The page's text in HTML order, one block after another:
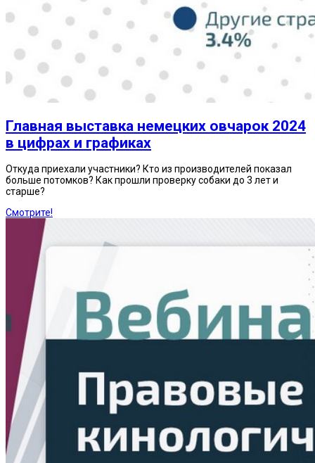
Главная выставка немецких овчарок 2024
в цифрах и графиках
Откуда приехали участники? Кто из производителей показал
больше потомков? Как прошли проверку собаки до 3 лет и
старше?
Смотрите!